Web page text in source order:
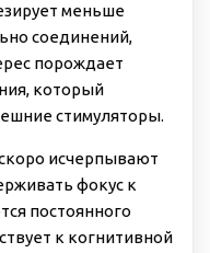
меньше
соединений,
порождает
который
стимуляторы.
исчерпывают
фокус к
постоянного
к когнитивной